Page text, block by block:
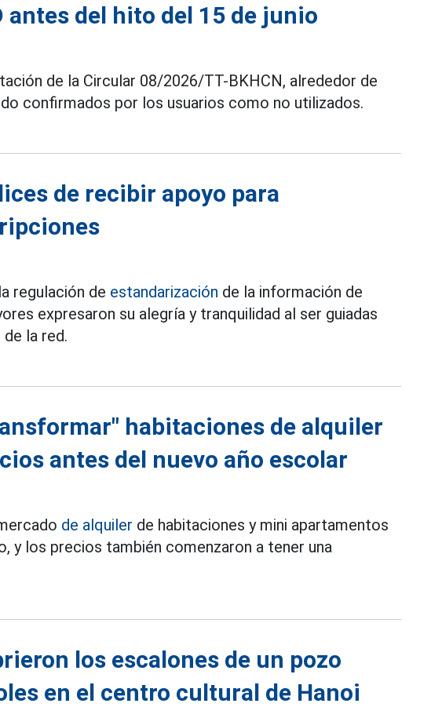
antes del hito del 15 de junio
de la Circular 08/2026/TT-BKHCN, alrededor de
confirmados por los usuarios como no utilizados.
de recibir apoyo para
regulación de estandarización de la información de
expresaron su alegría y tranquilidad al ser guiadas
la red.
habitaciones de alquiler
antes del nuevo año escolar
de alquiler de habitaciones y mini apartamentos
y los precios también comenzaron a tener una
los escalones de un pozo
en el centro cultural de Hanoi